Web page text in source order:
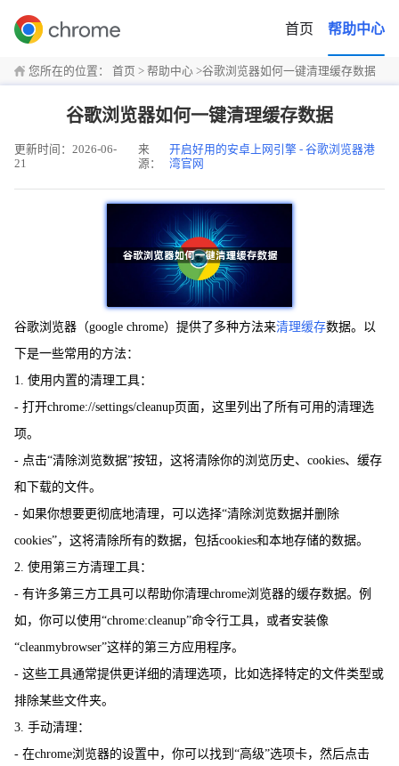
首页 帮助中心
您所在的位置： 首页 > 帮助中心 >谷歌浏览器如何一键清理缓存数据
谷歌浏览器如何一键清理缓存数据
更新时间：2026-06-
21
来
源：
开启好用的安卓上网引擎 - 谷歌浏览器港
湾官网
谷歌浏览器（google chrome）提供了多种方法来清理缓存数据。以
下是一些常用的方法：
1. 使用内置的清理工具：
- 打开chrome://settings/cleanup页面，这里列出了所有可用的清理选
项。
- 点击“清除浏览数据”按钮，这将清除你的浏览历史、cookies、缓存
和下载的文件。
- 如果你想要更彻底地清理，可以选择“清除浏览数据并删除
cookies”，这将清除所有的数据，包括cookies和本地存储的数据。
2. 使用第三方清理工具：
- 有许多第三方工具可以帮助你清理chrome浏览器的缓存数据。例
如，你可以使用“chrome:cleanup”命令行工具，或者安装像
“cleanmybrowser”这样的第三方应用程序。
- 这些工具通常提供更详细的清理选项，比如选择特定的文件类型或
排除某些文件夹。
3. 手动清理：
- 在chrome浏览器的设置中，你可以找到“高级”选项卡，然后点击